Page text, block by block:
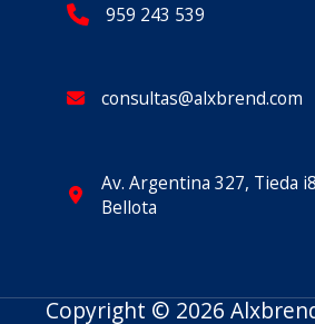
959 243 539
consultas@alxbrend.com
Av. Argentina 327, Tieda
Bellota
Copyright © 2026